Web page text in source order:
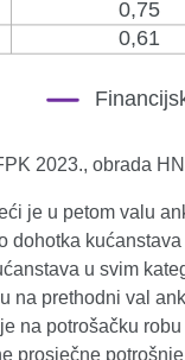
2023., obrada
je u petom valu
dohotka
u svim
na prethodni val
na potrošačku
prosječne